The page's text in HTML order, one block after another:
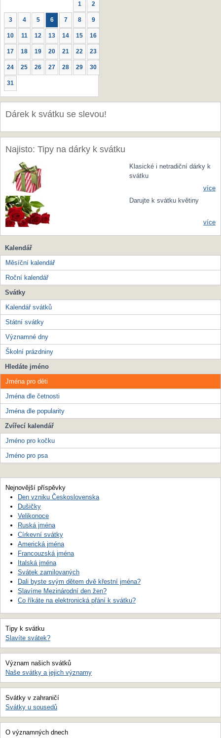
1 2
3 4 5 6 7 8 9
10 11 12 13 14 15 16
17 18 19 20 21 22 23
24 25 26 27 28 29 30
31
Dárek k svátku se slevou!
Najisto: Tipy na dárky k svátku
Klasické i netradiční dárky k
svátku
více
Darujte k svátku květiny
více
Kalendář
Měsíční kalendář
Roční kalendář
Svátky
Kalendář svátků
Státní svátky
Významné dny
Školní prázdniny
Hledáte jméno
Jména pro děti
Jména dle četnosti
Jména dle popularity
Zvířecí kalendář
Jméno pro kočku
Jméno pro psa
Nejnovější příspěvky
Den vzniku Československa
Dušičky
Velikonoce
Ruská jména
Církevní svátky
Americká jména
Francouzská jména
Italská jména
Svátek zamilovaných
Dali byste svým dětem dvě křestní jména?
Slavíme Mezinárodní den žen?
Co říkáte na elektronická přání k svátku?
Tipy k svátku
Slavíte svátek?
Význam našich svátků
Naše svátky a jejich významy
Svátky v zahraničí
Svátky u sousedů
O významných dnech